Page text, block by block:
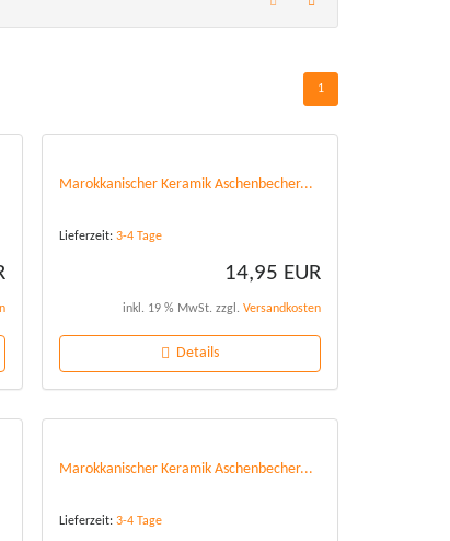
1
Marokkanischer Keramik Aschenbecher...
Lieferzeit: 3-4 Tage
14,95 EUR
inkl. 19 % MwSt. zzgl. Versandkosten
Details
Marokkanischer Keramik Aschenbecher...
Lieferzeit: 3-4 Tage